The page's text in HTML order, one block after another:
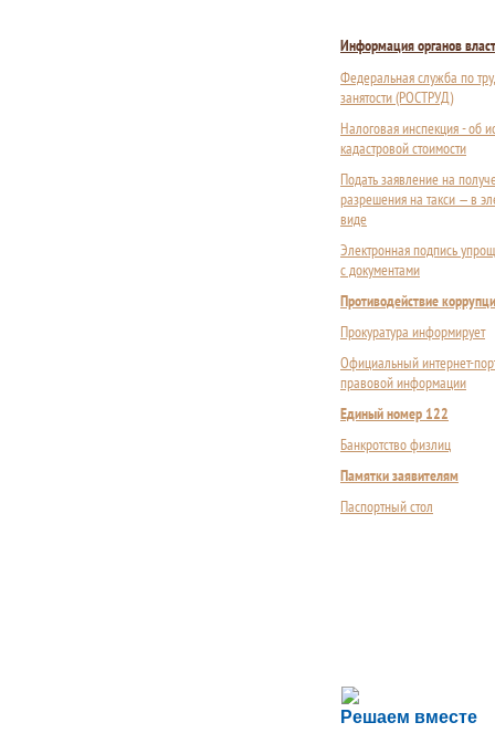
Информация органов
Федеральная служба по
занятости (РОСТРУД)
Налоговая инспекция - об
кадастровой стоимости
Подать заявление на
разрешения на такси — в
виде
Электронная подпись
с документами
Противодействие
Прокуратура информирует
Официальный интернет-
правовой информации
Единый номер 122
Банкротство физлиц
Памятки заявителям
Паспортный стол
Решаем вместе
Сложности с
Сообщите об этом